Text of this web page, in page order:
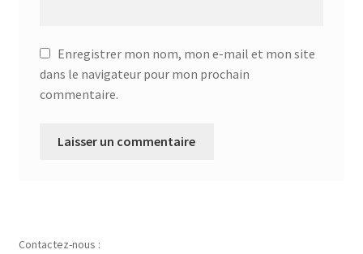
Enregistrer mon nom, mon e-mail et mon site
dans le navigateur pour mon prochain
commentaire.
Contactez-nous :